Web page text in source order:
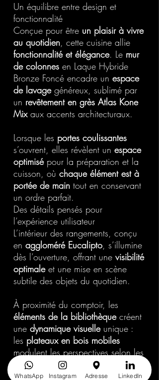
Un équilibre entre design et
fonctionnalité
Conçue pour être un plaisir à vivre
au quotidien, cette cuisine allie
fonctionnalité et élégance. Le mur
de colonnes en Laque Hybride
Bronze Foncé encadre un espace
de lavagegénéreux, sublimé par
un revêtement en grès Atlas Kone
Mixaux accents architecturaux.
Lorsque les portes coulissantes
s’ouvrent, elles révèlent un espace
optimisépour la préparation et la
cuisson, où chaque élément est à
portée de main tout en conservant
un ordre parfait.
Des détails pensés pour
l’expérience utilisateur
L’intérieur des rangements, conçu
en aggloméré Eucalipto, s’illumine
dès l’ouverture, offrant une visibilité
optimaleet une mise en scène
subtile des objets du quotidien.
À proximité du comptoir, les
éléments de la bibliothèquecréent
une dynamique visuelleunique :
les plateaux en bois mobiles
modulent les perspectives selon les
envies et les besoins, apportant
une touchepersonnalisable et
WhatsApp Instagram Adresse LinkedIn